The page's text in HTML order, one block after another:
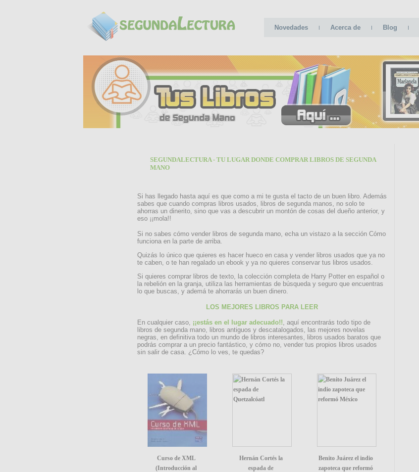
Novedades Acerca de Blog
SEGUNDALECTURA - TU LUGAR DONDE COMPRAR LIBROS DE SEGUNDA
MANO
Si has llegado hasta aquí es que como a mi te gusta el tacto de un buen libro. Además
sabes que cuando compras libros usados, libros de segunda manos, no solo te
ahorras un dinerito, sino que vas a descubrir un montón de cosas del dueño anterior, y
eso ¡¡mola!!
Si no sabes cómo vender libros de segunda mano, echa un vistazo a la sección Cómo
funciona en la parte de arriba.
Quizás lo único que quieres es hacer hueco en casa y vender libros usados que ya no
te caben, o te han regalado un ebook y ya no quieres conservar tus libros usados.
Si quieres comprar libros de texto, la colección completa de Harry Potter en español o
la rebelión en la granja, utiliza las herramientas de búsqueda y seguro que encuentras
lo que buscas, y ademá te ahorrarás un buen dinero.
LOS MEJORES LIBROS PARA LEER
En cualquier caso, ¡¡estás en el lugar adecuado!! , aquí encontrarás todo tipo de
libros de segunda mano, libros antiguos y descatalogados, las mejores novelas
negras, en definitiva todo un mundo de libros interesantes, libros usados baratos que
podrás comprar a un precio fantástico, y cómo no, vender tus propios libros usados
sin salir de casa. ¿Cómo lo ves, te quedas?
Curso de XML
(Introducción al
Hernán Cortés la
espada de
Benito Juárez el indio
zapoteca que reformó